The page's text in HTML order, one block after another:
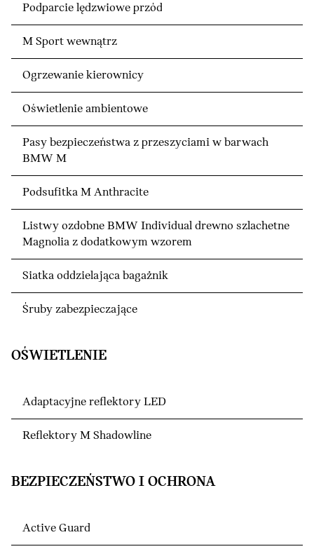
Podparcie lędzwiowe przód
M Sport wewnątrz
Ogrzewanie kierownicy
Oświetlenie ambientowe
Pasy bezpieczeństwa z przeszyciami w barwach
BMW M
Podsufitka M Anthracite
Listwy ozdobne BMW Individual drewno szlachetne
Magnolia z dodatkowym wzorem
Siatka oddzielająca bagażnik
Śruby zabezpieczające
OŚWIETLENIE
Adaptacyjne reflektory LED
Reflektory M Shadowline
BEZPIECZEŃSTWO I OCHRONA
Active Guard